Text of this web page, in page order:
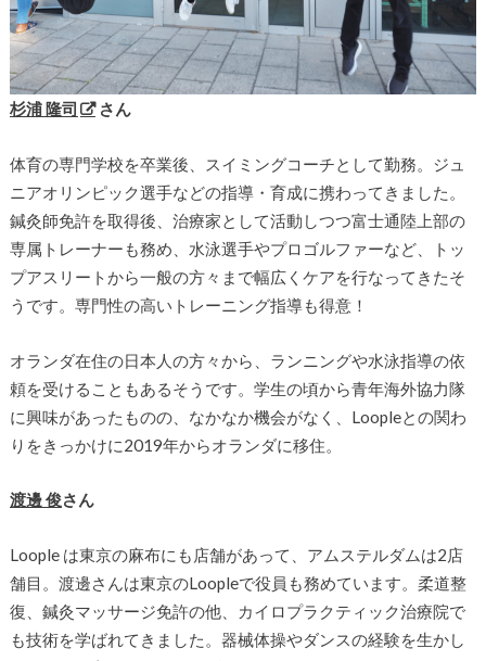
杉浦 隆司 さん
体育の専門学校を卒業後、スイミングコーチとして勤務。ジュ
ニアオリンピック選手などの指導・育成に携わってきました。
鍼灸師免許を取得後、治療家として活動しつつ富士通陸上部の
専属トレーナーも務め、水泳選手やプロゴルファーなど、トッ
プアスリートから一般の方々まで幅広くケアを行なってきたそ
うです。専門性の高いトレーニング指導も得意！
オランダ在住の日本人の方々から、ランニングや水泳指導の依
頼を受けることもあるそうです。学生の頃から青年海外協力隊
に興味があったものの、なかなか機会がなく、Loopleとの関わ
りをきっかけに2019年からオランダに移住。
渡邊 俊さん
Loople は東京の麻布にも店舗があって、アムステルダムは2店
舗目。渡邊さんは東京のLoopleで役員も務めています。柔道整
復、鍼灸マッサージ免許の他、カイロプラクティック治療院で
も技術を学ばれてきました。器械体操やダンスの経験を生かし